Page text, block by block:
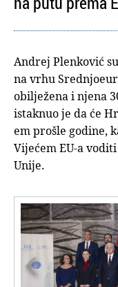
Andrej Plenković
na vrhu
obilježena i njena
istaknuo je da će
em prošle godine,
Vijećem EU-a
Unije.
